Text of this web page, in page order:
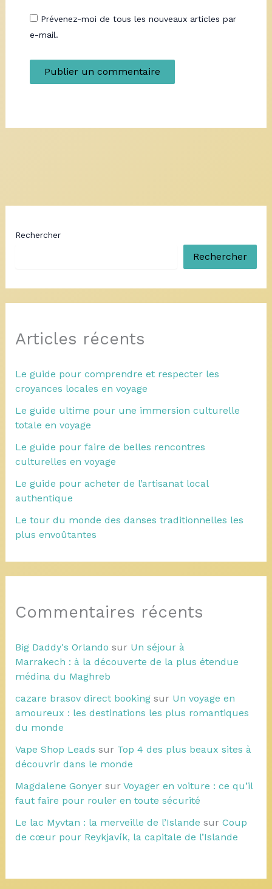
Prévenez-moi de tous les nouveaux articles par
e-mail.
Rechercher
Rechercher
Articles récents
Le guide pour comprendre et respecter les
croyances locales en voyage
Le guide ultime pour une immersion culturelle
totale en voyage
Le guide pour faire de belles rencontres
culturelles en voyage
Le guide pour acheter de l’artisanat local
authentique
Le tour du monde des danses traditionnelles les
plus envoûtantes
Commentaires récents
Big Daddy's Orlando sur Un séjour à
Marrakech : à la découverte de la plus étendue
médina du Maghreb
cazare brasov direct bookingsur Un voyage en
amoureux : les destinations les plus romantiques
du monde
Vape Shop Leads sur Top 4 des plus beaux sites à
découvrir dans le monde
Magdalene Gonyersur Voyager en voiture : ce qu’il
faut faire pour rouler en toute sécurité
Le lac Myvtan : la merveille de l’Islande sur Coup
de cœur pour Reykjavík, la capitale de l’Islande